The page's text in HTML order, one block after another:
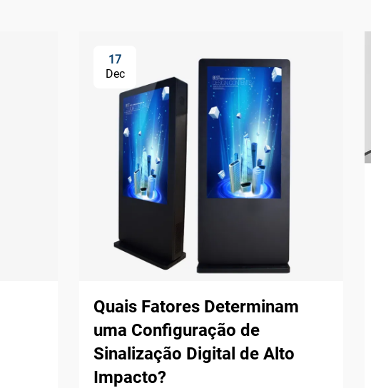
17
Dec
Quais Fatores Determinam
uma Configuração de
Sinalização Digital de Alto
Impacto?